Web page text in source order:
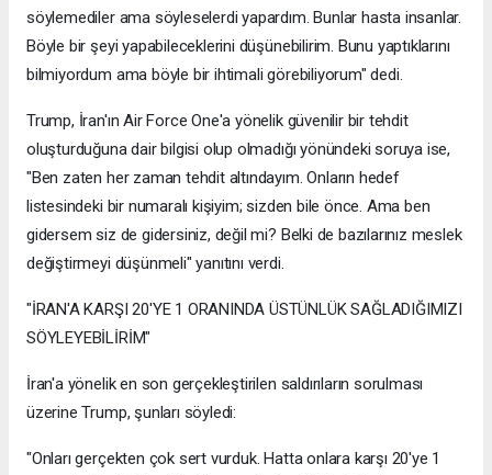
söylemediler ama söyleselerdi yapardım. Bunlar hasta insanlar.
Böyle bir şeyi yapabileceklerini düşünebilirim. Bunu yaptıklarını
bilmiyordum ama böyle bir ihtimali görebiliyorum" dedi.
Trump, İran'ın Air Force One'a yönelik güvenilir bir tehdit
oluşturduğuna dair bilgisi olup olmadığı yönündeki soruya ise,
"Ben zaten her zaman tehdit altındayım. Onların hedef
listesindeki bir numaralı kişiyim; sizden bile önce. Ama ben
gidersem siz de gidersiniz, değil mi? Belki de bazılarınız meslek
değiştirmeyi düşünmeli" yanıtını verdi.
"İRAN'A KARŞI 20'YE 1 ORANINDA ÜSTÜNLÜK SAĞLADIĞIMIZI
SÖYLEYEBİLİRİM"
İran'a yönelik en son gerçekleştirilen saldırıların sorulması
üzerine Trump, şunları söyledi:
"Onları gerçekten çok sert vurduk. Hatta onlara karşı 20'ye 1